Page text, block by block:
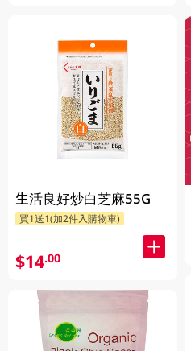
生活良好炒白芝麻55G
買1送1(加2件入購物車)
$14.00